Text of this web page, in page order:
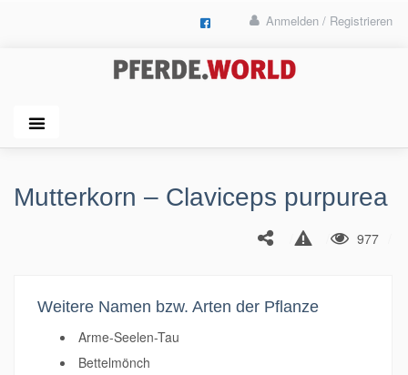
Anmelden / Registrieren
Mutterkorn – Claviceps purpurea
977
Weitere Namen bzw. Arten der Pflanze
Arme-Seelen-Tau
Bettelmönch